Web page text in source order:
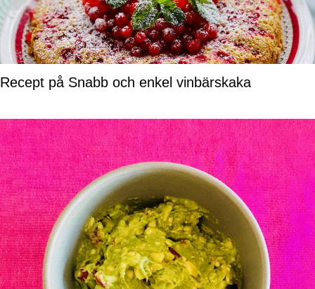
Recept på Snabb och enkel vinbärskaka